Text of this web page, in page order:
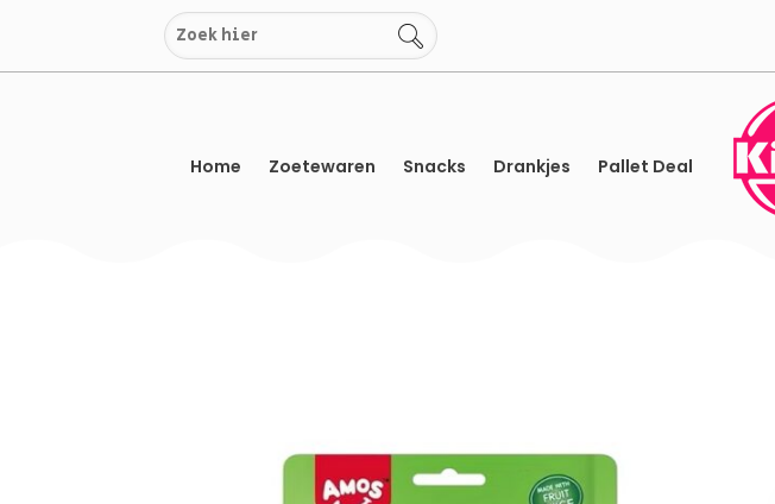
inhoud
Home Zoetewaren Snacks Drankjes Pallet Deal